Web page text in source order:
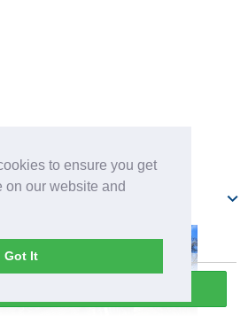
to ensure you get
on our website and
Got It